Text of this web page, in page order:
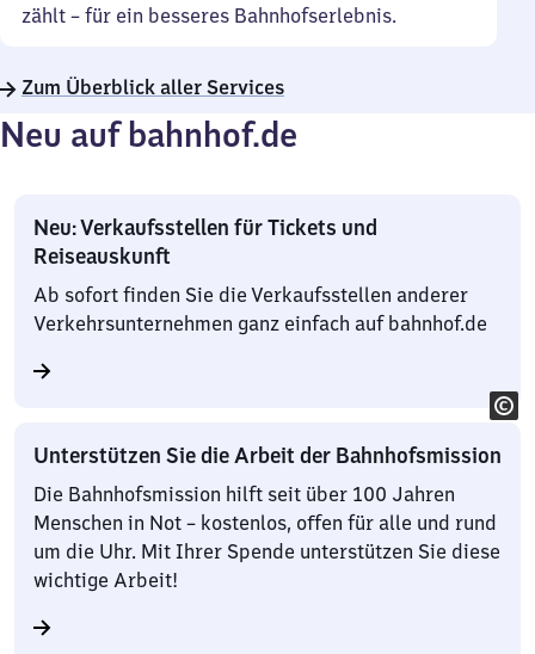
zählt – für ein besseres Bahnhofserlebnis.
Zum Überblick aller Services
Neu auf bahnhof.de
Neu: Verkaufsstellen für Tickets und
Reiseauskunft
Ab sofort finden Sie die Verkaufsstellen anderer
Verkehrsunternehmen ganz einfach auf bahnhof.de
Unterstützen Sie die Arbeit der Bahnhofsmission
Die Bahnhofsmission hilft seit über 100 Jahren
Menschen in Not – kostenlos, offen für alle und rund
um die Uhr. Mit Ihrer Spende unterstützen Sie diese
wichtige Arbeit!